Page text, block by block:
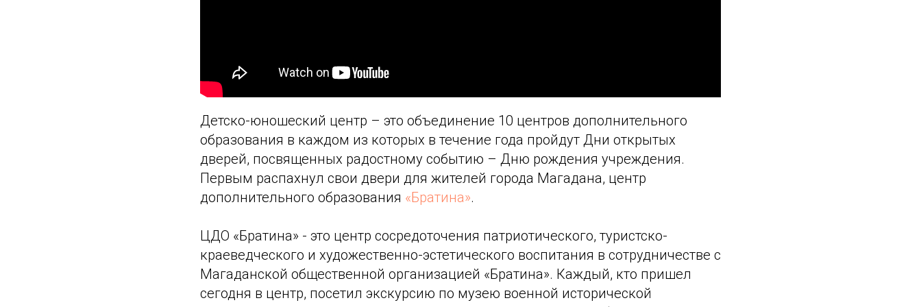
Детско-юношеский центр – это объединение 10 центров дополнительного
образования в каждом из которых в течение года пройдут Дни открытых
дверей, посвященных радостному событию – Дню рождения учреждения.
Первым распахнул свои двери для жителей города Магадана, центр
дополнительного образования «Братина».
ЦДО «Братина» - это центр сосредоточения патриотического, туристско-
краеведческого и художественно-эстетического воспитания в сотрудничестве с
Магаданской общественной организацией «Братина». Каждый, кто пришел
сегодня в центр, посетил экскурсию по музею военной исторической